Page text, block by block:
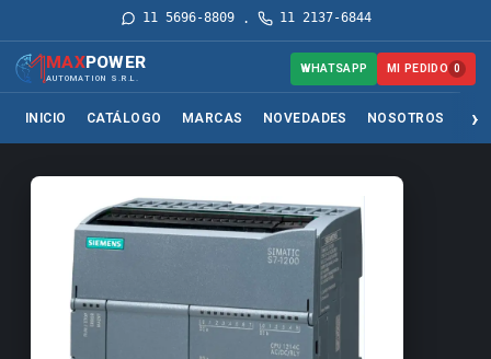
11 5696-8809· 11 2137-6844
MAXPOWER
AUTOMATION S.R.L.
INICIO CATÁLOGO MARCAS NOVEDADES NOSOTROS
WHATSAPP MI PEDIDO 0